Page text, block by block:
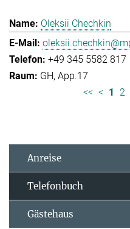
Oleksii Chechkin
+49 345 5582 817
GH, App.17
<< < 1 2
Anreise
Telefonbuch
Gästehaus